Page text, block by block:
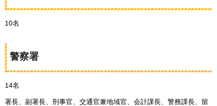
10名
警察署
14名
署長、副署長、刑事官、交通官兼地域官、会計課長、警務課長、留